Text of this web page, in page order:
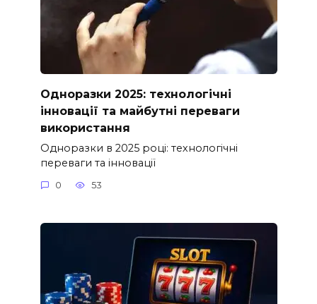
Одноразки 2025: технологічні
інновації та майбутні переваги
використання
Одноразки в 2025 році: технологічні
переваги та інновації
0 53